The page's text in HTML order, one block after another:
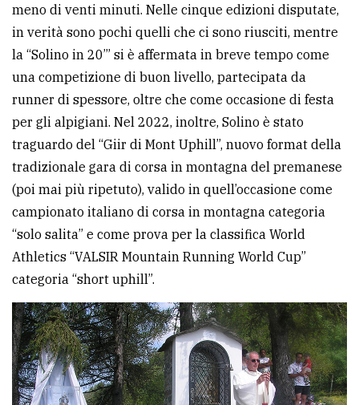
meno di venti minuti. Nelle cinque edizioni disputate,
in verità sono pochi quelli che ci sono riusciti, mentre
la “Solino in 20’” si è affermata in breve tempo come
una competizione di buon livello, partecipata da
runner di spessore, oltre che come occasione di festa
per gli alpigiani. Nel 2022, inoltre, Solino è stato
traguardo del “Giir di Mont Uphill”, nuovo format della
tradizionale gara di corsa in montagna del premanese
(poi mai più ripetuto), valido in quell’occasione come
campionato italiano di corsa in montagna categoria
“solo salita” e come prova per la classifica World
Athletics “VALSIR Mountain Running World Cup”
categoria “short uphill”.